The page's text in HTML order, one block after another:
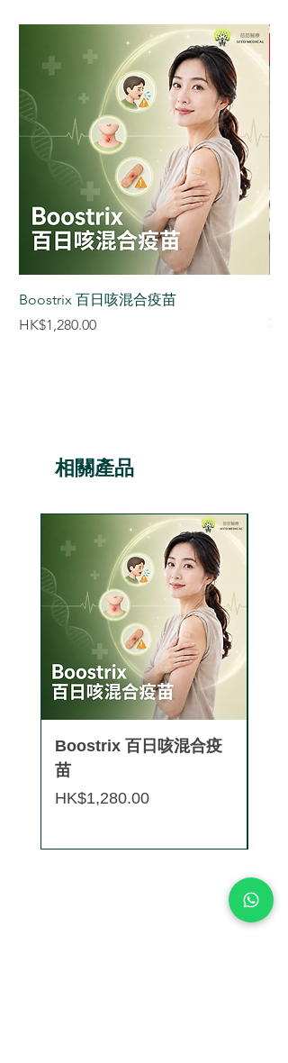
工作上需接觸病人血液或體
液的醫護人員
洗腎人士
工作上會接觸病人血液或體
液的醫護人員
不適合接種甲乙型肝炎混合疫
苗的人士？
凡對疫苗或接受乙型肝炎疫
苗後有過敏反應、正在患有
嚴重發熱的人士、對酵母
(做麵包的材料) 曾有嚴重過
敏反應的兒童。
Boostrix 百日咳混合疫苗
價格
HK$1,280.00
達
相關產品
Boostrix 百日咳混合疫
苗
價格
HK$1,280.00